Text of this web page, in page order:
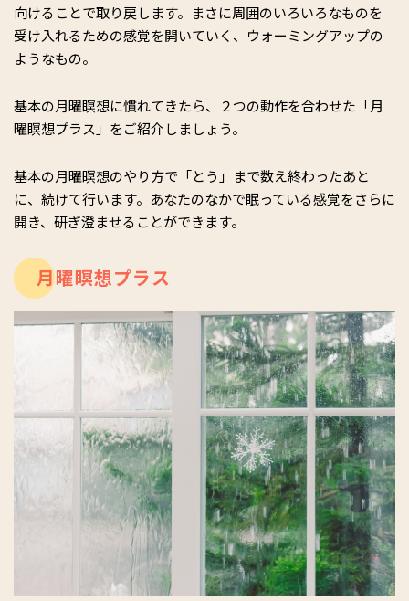
向けることで取り戻します。まさに周囲のいろいろなものを
受け入れるための感覚を開いていく、ウォーミングアップの
ようなもの。
基本の月曜瞑想に慣れてきたら、２つの動作を合わせた「月
曜瞑想プラス」をご紹介しましょう。
基本の月曜瞑想のやり方で「とう」まで数え終わったあと
に、続けて行います。あなたのなかで眠っている感覚をさらに
開き、研ぎ澄ませることができます。
月曜瞑想プラス